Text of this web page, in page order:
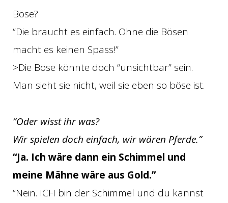
Böse?
“Die braucht es einfach. Ohne die Bösen
macht es keinen Spass!”
>Die Böse könnte doch “unsichtbar” sein.
Man sieht sie nicht, weil sie eben so böse ist.
“Oder wisst ihr was?
Wir spielen doch einfach, wir wären Pferde.”
“Ja. Ich wäre dann ein Schimmel und
meine Mähne wäre aus Gold.”
“Nein. ICH bin der Schimmel und du kannst